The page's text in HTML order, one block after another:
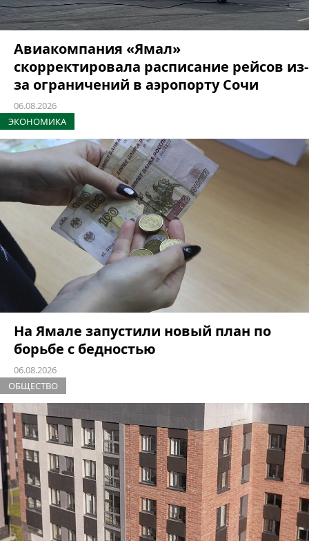
Авиакомпания «Ямал»
скорректировала расписание рейсов из-
за ограничений в аэропорту Сочи
06.08.2026
ЭКОНОМИКА
На Ямале запустили новый план по
борьбе с бедностью
06.08.2026
ОБЩЕСТВО